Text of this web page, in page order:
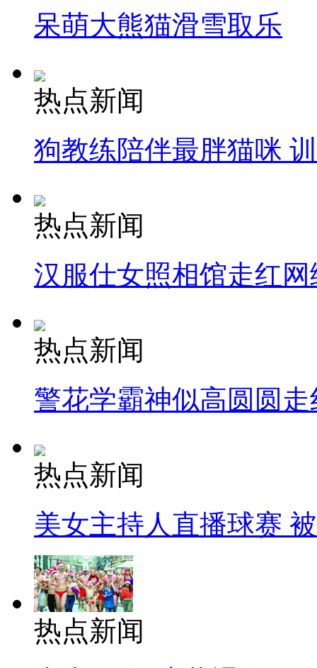
呆萌大熊猫滑雪取乐
热点新闻
狗教练陪伴最胖猫咪
热点新闻
汉服仕女照相馆走红网
热点新闻
警花学霸神似高圆圆走
热点新闻
美女主持人直播球赛
热点新闻